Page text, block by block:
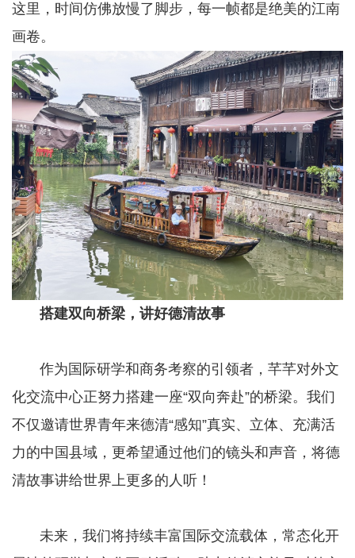
这里，时间仿佛放慢了脚步，每一帧都是绝美的江南
画卷。
搭建双向桥梁，讲好德清故事
作为国际研学和商务考察的引领者，芊芊对外文
化交流中心正努力搭建一座“双向奔赴”的桥梁。我们
不仅邀请世界青年来德清“感知”真实、立体、充满活
力的中国县域，更希望通过他们的镜头和声音，将德
清故事讲给世界上更多的人听！
未来，我们将持续丰富国际交流载体，常态化开